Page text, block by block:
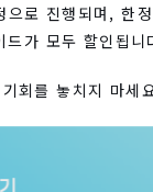
으로 진행되며,
가 모두 할인됩니
회를 놓치지 마세